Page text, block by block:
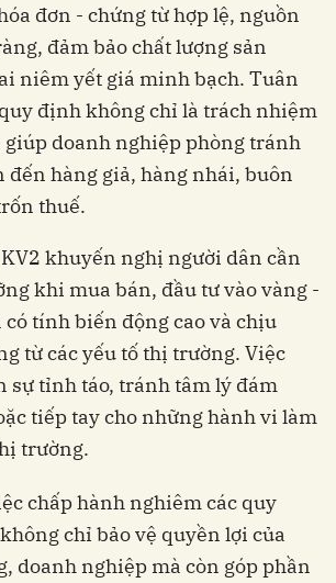
đơn - chứng từ hợp lệ, nguồn
đảm bảo chất lượng sản
niêm yết giá minh bạch. Tuân
định không chỉ là trách nhiệm
giúp doanh nghiệp phòng tránh
hàng giả, hàng nhái, buôn
thuế.
khuyến nghị người dân cần
khi mua bán, đầu tư vào vàng -
tính biến động cao và chịu
từ các yếu tố thị trường. Việc
sự tỉnh táo, tránh tâm lý đám
tiếp tay cho những hành vi làm
trường.
chấp hành nghiêm các quy
chỉ bảo vệ quyền lợi của
doanh nghiệp mà còn góp phần